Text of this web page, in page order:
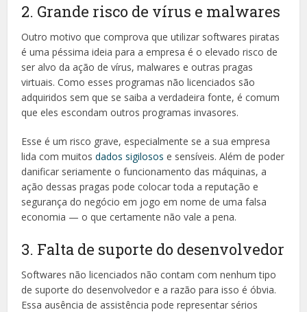
2. Grande risco de vírus e malwares
Outro motivo que comprova que utilizar softwares piratas
é uma péssima ideia para a empresa é o elevado risco de
ser alvo da ação de vírus, malwares e outras pragas
virtuais. Como esses programas não licenciados são
adquiridos sem que se saiba a verdadeira fonte, é comum
que eles escondam outros programas invasores.
Esse é um risco grave, especialmente se a sua empresa
lida com muitosdados sigilosos e sensíveis. Além de poder
danificar seriamente o funcionamento das máquinas, a
ação dessas pragas pode colocar toda a reputação e
segurança do negócio em jogo em nome de uma falsa
economia — o que certamente não vale a pena.
3. Falta de suporte do desenvolvedor
Softwares não licenciados não contam com nenhum tipo
de suporte do desenvolvedor e a razão para isso é óbvia.
Essa ausência de assistência pode representar sérios